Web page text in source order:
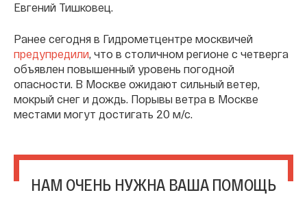
Евгений Тишковец.
Ранее сегодня в Гидрометцентре москвичей
предупредили, что в столичном регионе с четверга
объявлен повышенный уровень погодной
опасности. В Москве ожидают сильный ветер,
мокрый снег и дождь. Порывы ветра в Москве
местами могут достигать 20 м/с.
НАМ ОЧЕНЬ НУЖНА ВАША ПОМОЩЬ